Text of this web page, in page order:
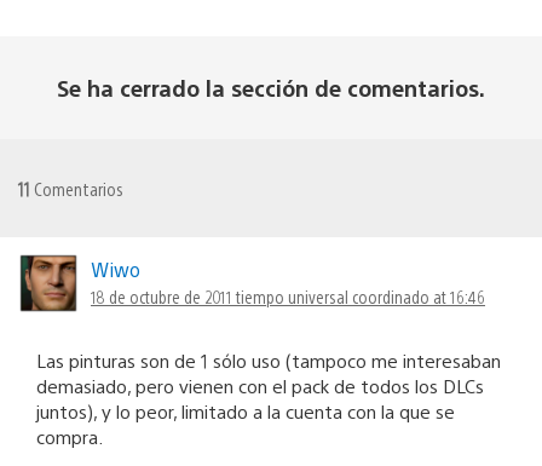
Se ha cerrado la sección de comentarios.
11 Comentarios
Wiwo
18 de octubre de 2011 tiempo universal coordinado at 16:46
Las pinturas son de 1 sólo uso (tampoco me interesaban
demasiado, pero vienen con el pack de todos los DLCs
juntos), y lo peor, limitado a la cuenta con la que se
compra.